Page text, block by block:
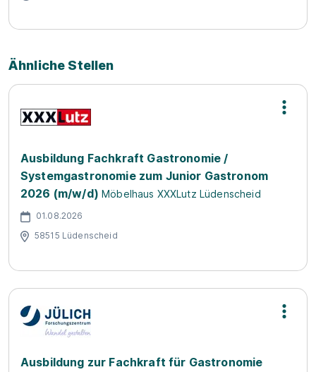
Ähnliche Stellen
Ausbildung Fachkraft Gastronomie /
Systemgastronomie zum Junior Gastronom
2026 (m/w/d) Möbelhaus XXXLutz Lüdenscheid
01.08.2026
58515 Lüdenscheid
Ausbildung zur Fachkraft für Gastronomie